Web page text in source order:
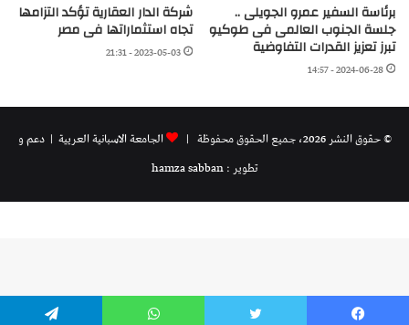
برئاسة السفير عمرو الجويلى ..
جلسة الجنوب العالمى فى طوكيو
تبرز تعزيز القدرات التفاوضية
2024-06-28 - 14:57
شركة الدار العقارية تؤكد التزامها
تجاه استثماراتها فى مصر
2023-05-03 - 21:31
© حقوق النشر 2026، جميع الحقوق محفوظة | الجامعة الاسبانية العريية | دعم و
تطوير : hamza sabban